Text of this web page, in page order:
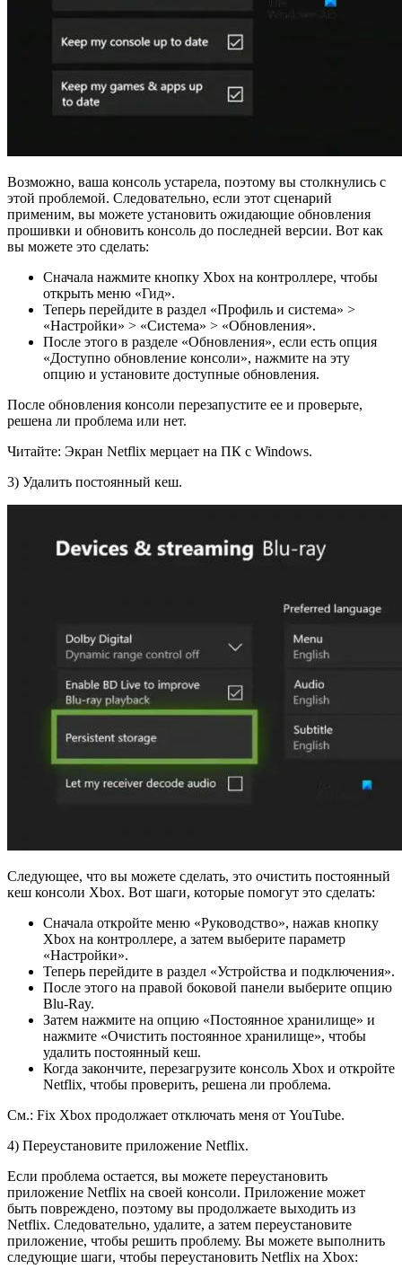
Возможно, ваша консоль устарела, поэтому вы столкнулись с
этой проблемой. Следовательно, если этот сценарий
применим, вы можете установить ожидающие обновления
прошивки и обновить консоль до последней версии. Вот как
вы можете это сделать:
Сначала нажмите кнопку Xbox на контроллере, чтобы
открыть меню «Гид».
Теперь перейдите в раздел «Профиль и система» >
«Настройки» > «Система» > «Обновления».
После этого в разделе «Обновления», если есть опция
«Доступно обновление консоли», нажмите на эту
опцию и установите доступные обновления.
После обновления консоли перезапустите ее и проверьте,
решена ли проблема или нет.
Читайте: Экран Netflix мерцает на ПК с Windows.
3) Удалить постоянный кеш.
Следующее, что вы можете сделать, это очистить постоянный
кеш консоли Xbox. Вот шаги, которые помогут это сделать:
Сначала откройте меню «Руководство», нажав кнопку
Xbox на контроллере, а затем выберите параметр
«Настройки».
Теперь перейдите в раздел «Устройства и подключения».
После этого на правой боковой панели выберите опцию
Blu-Ray.
Затем нажмите на опцию «Постоянное хранилище» и
нажмите «Очистить постоянное хранилище», чтобы
удалить постоянный кеш.
Когда закончите, перезагрузите консоль Xbox и откройте
Netflix, чтобы проверить, решена ли проблема.
См.: Fix Xbox продолжает отключать меня от YouTube.
4) Переустановите приложение Netflix.
Если проблема остается, вы можете переустановить
приложение Netflix на своей консоли. Приложение может
быть повреждено, поэтому вы продолжаете выходить из
Netflix. Следовательно, удалите, а затем переустановите
приложение, чтобы решить проблему. Вы можете выполнить
следующие шаги, чтобы переустановить Netflix на Xbox: